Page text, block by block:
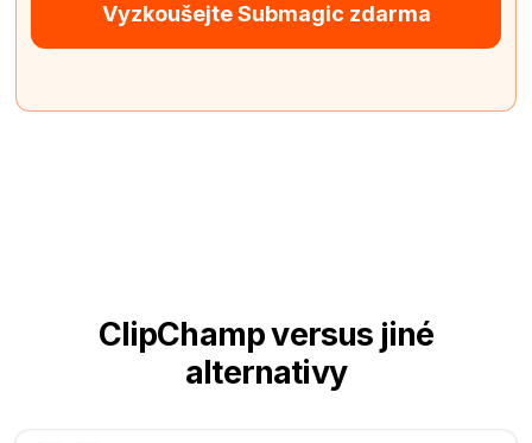
Vyzkoušejte Submagic zdarma
ClipChamp versus jiné
alternativy